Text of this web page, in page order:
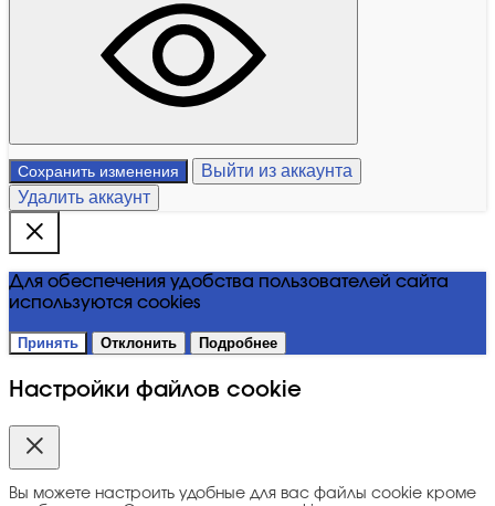
Сохранить изменения
Выйти из аккаунта
Удалить аккаунт
Для обеспечения удобства пользователей сайта
используются cookies
Принять Отклонить Подробнее
Настройки файлов cookie
Вы можете настроить удобные для вас файлы cookie кроме